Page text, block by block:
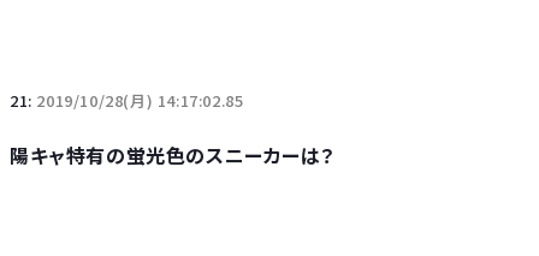
21: 2019/10/28(月) 14:17:02.85
陽キャ特有の蛍光色のスニーカーは？